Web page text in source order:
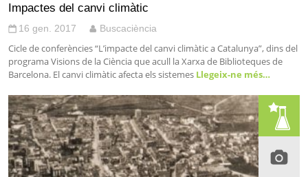
Impactes del canvi climàtic
16 gen. 2017 Buscaciència
Cicle de conferències “L’impacte del canvi climàtic a Catalunya”, dins del
programa Visions de la Ciència que acull la Xarxa de Biblioteques de
Barcelona. El canvi climàtic afecta els sistemes Llegeix-ne més…